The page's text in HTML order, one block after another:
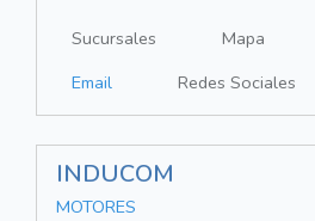
Sucursales Mapa
Email
Redes Sociales
INDUCOM
MOTORES